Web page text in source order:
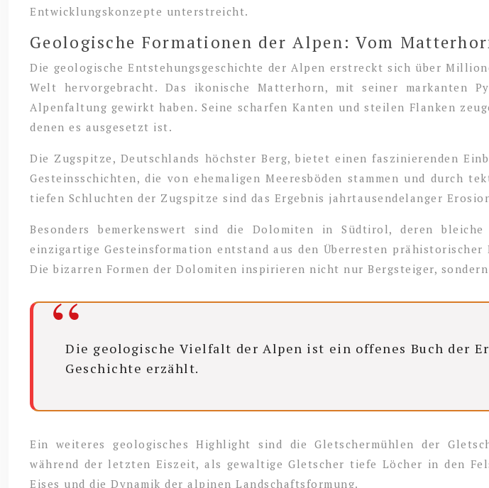
Entwicklungskonzepte unterstreicht.
Geologische Formationen der Alpen: Vom
Die geologische Entstehungsgeschichte der Alpen erstreckt sich über
Welt hervorgebracht. Das ikonische Matterhorn, mit seiner markanten
Alpenfaltung gewirkt haben. Seine scharfen Kanten und steilen Flanken
denen es ausgesetzt ist.
Die Zugspitze, Deutschlands höchster Berg, bietet einen faszinierenden
Gesteinsschichten, die von ehemaligen Meeresböden stammen und durch
tiefen Schluchten der Zugspitze sind das Ergebnis jahrtausendelanger
Besonders bemerkenswert sind die Dolomiten in Südtirol, deren
einzigartige Gesteinsformation entstand aus den Überresten
Die bizarren Formen der Dolomiten inspirieren nicht nur Bergsteiger,
Die geologische Vielfalt der Alpen ist ein offenes Buch der
Geschichte erzählt.
Ein weiteres geologisches Highlight sind die Gletschermühlen der
während der letzten Eiszeit, als gewaltige Gletscher tiefe Löcher in den
Eises und die Dynamik der alpinen Landschaftsformung.